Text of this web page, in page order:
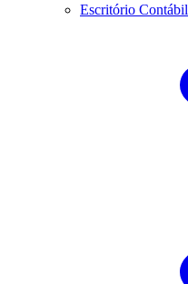
Escritório Contábil